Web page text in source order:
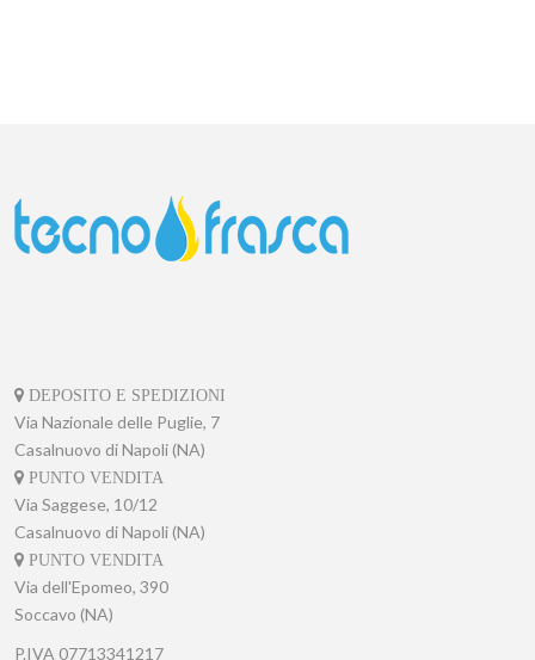
DEPOSITO E SPEDIZIONI
Via Nazionale delle Puglie, 7
Casalnuovo di Napoli (NA)
PUNTO VENDITA
Via Saggese, 10/12
Casalnuovo di Napoli (NA)
PUNTO VENDITA
Via dell'Epomeo, 390
Soccavo (NA)
P.IVA 07713341217